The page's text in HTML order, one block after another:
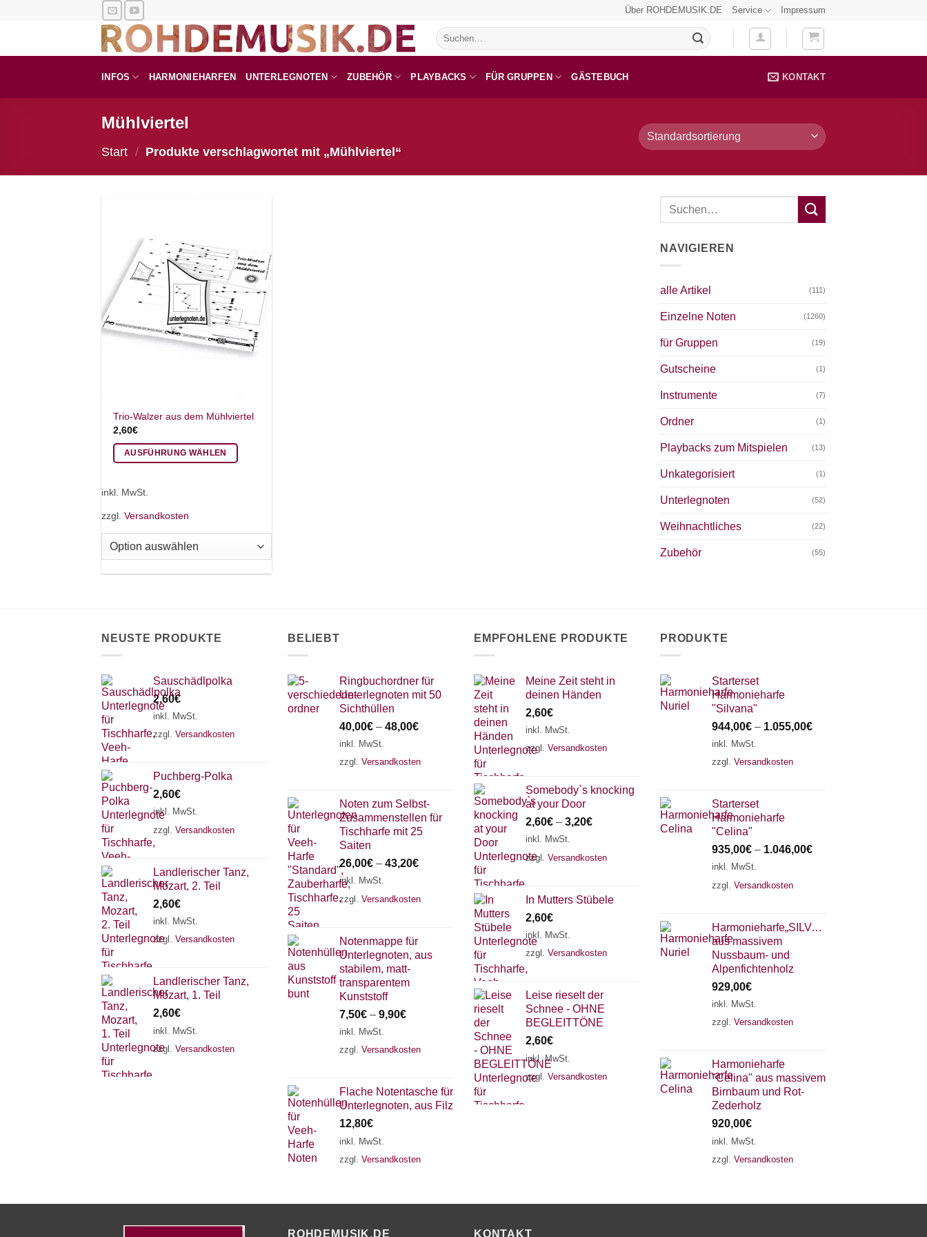
Über ROHDEMUSIK.DE Service Impressum
Suchen
nach:
INFOS HARMONIEHARFEN UNTERLEGNOTEN ZUBEHÖR PLAYBACKS FÜR GRUPPEN GÄSTEBUCH KONTAKT
Mühlviertel
Start / Produkte verschlagwortet mit „Mühlviertel“
Trio-Walzer aus dem Mühlviertel
2,60€
AUSFÜHRUNG WÄHLEN
mehrere
Varianten
auf.
Produktseite
gewählt
inkl. MwSt.
zzgl. Versandkosten
NAVIGIEREN
alle Artikel (111)
Einzelne Noten (1260)
für Gruppen (19)
Gutscheine (1)
Instrumente (7)
Ordner (1)
Playbacks zum Mitspielen (13)
Unkategorisiert (1)
Unterlegnoten (52)
Weihnachtliches (22)
Zubehör (55)
NEUSTE PRODUKTE
Sauschädlpolka
2,60€
inkl. MwSt.
zzgl. Versandkosten
Puchberg-Polka
2,60€
inkl. MwSt.
zzgl. Versandkosten
Landlerischer Tanz,
Mozart, 2. Teil
2,60€
inkl. MwSt.
zzgl. Versandkosten
Landlerischer Tanz,
Mozart, 1. Teil
2,60€
inkl. MwSt.
zzgl. Versandkosten
BELIEBT
Ringbuchordner für
Unterlegnoten mit 50
Sichthüllen
40,00€ – 48,00€
inkl. MwSt.
zzgl. Versandkosten
Noten zum Selbst-
Zusammenstellen für
Tischharfe mit 25
Saiten
26,00€ – 43,20€
inkl. MwSt.
zzgl. Versandkosten
Notenmappe für
Unterlegnoten, aus
stabilem, matt-
transparentem
Kunststoff
7,50€ – 9,90€
inkl. MwSt.
zzgl. Versandkosten
Flache Notentasche für
Unterlegnoten, aus Filz
12,80€
inkl. MwSt.
zzgl. Versandkosten
EMPFOHLENE PRODUKTE
Meine Zeit steht in
deinen Händen
2,60€
inkl. MwSt.
zzgl. Versandkosten
Somebody`s knocking
at your Door
2,60€ – 3,20€
inkl. MwSt.
zzgl. Versandkosten
In Mutters Stübele
2,60€
inkl. MwSt.
zzgl. Versandkosten
Leise rieselt der
Schnee - OHNE
BEGLEITTÖNE
2,60€
inkl. MwSt.
zzgl. Versandkosten
PRODUKTE
Starterset
Harmonieharfe
"Silvana"
944,00€ – 1.055,00€
inkl. MwSt.
zzgl. Versandkosten
Starterset
Harmonieharfe
"Celina"
935,00€ – 1.046,00€
inkl. MwSt.
zzgl. Versandkosten
Harmonieharfe„SILVANA"
aus massivem
Nussbaum- und
Alpenfichtenholz
929,00€
inkl. MwSt.
zzgl. Versandkosten
Harmonieharfe
"Celina" aus massivem
Birnbaum und Rot-
Zederholz
920,00€
inkl. MwSt.
zzgl. Versandkosten
ROHDEMUSIK.DE KONTAKT
18 SAITEN 21 SAITEN 25 SAITEN
AKKORDZITHER